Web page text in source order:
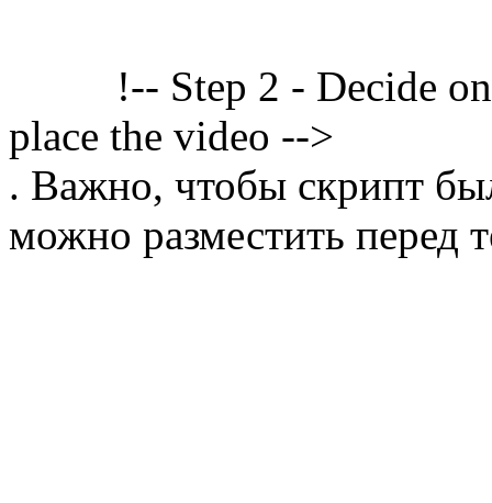
!-- Step 2 - Decide
place the video -->
. Важно, чтобы скрипт
можно разместить перед